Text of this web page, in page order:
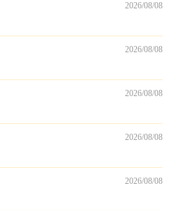
2026/08/08
2026/08/08
2026/08/08
2026/08/08
2026/08/08